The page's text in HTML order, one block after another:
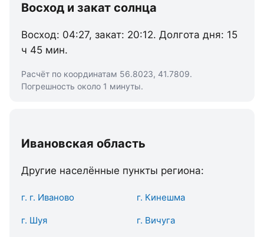
Восход и закат солнца
Восход: 04:27, закат: 20:12. Долгота дня: 15
ч 45 мин.
Расчёт по координатам 56.8023, 41.7809.
Погрешность около 1 минуты.
Ивановская область
Другие населённые пункты региона:
г. г. Иваново г. Кинешма
г. Шуя г. Вичуга